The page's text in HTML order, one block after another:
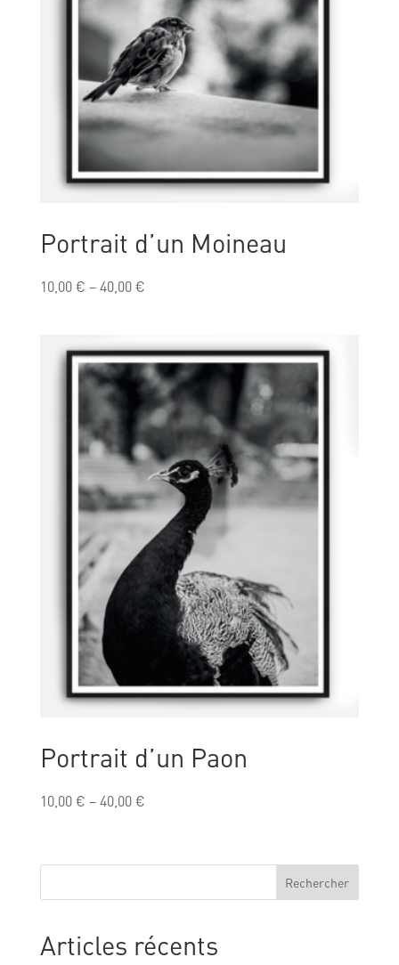
Portrait d’un Moineau
10,00€ –40,00€
Portrait d’un Paon
10,00€ –40,00€
Rechercher
Articles récents